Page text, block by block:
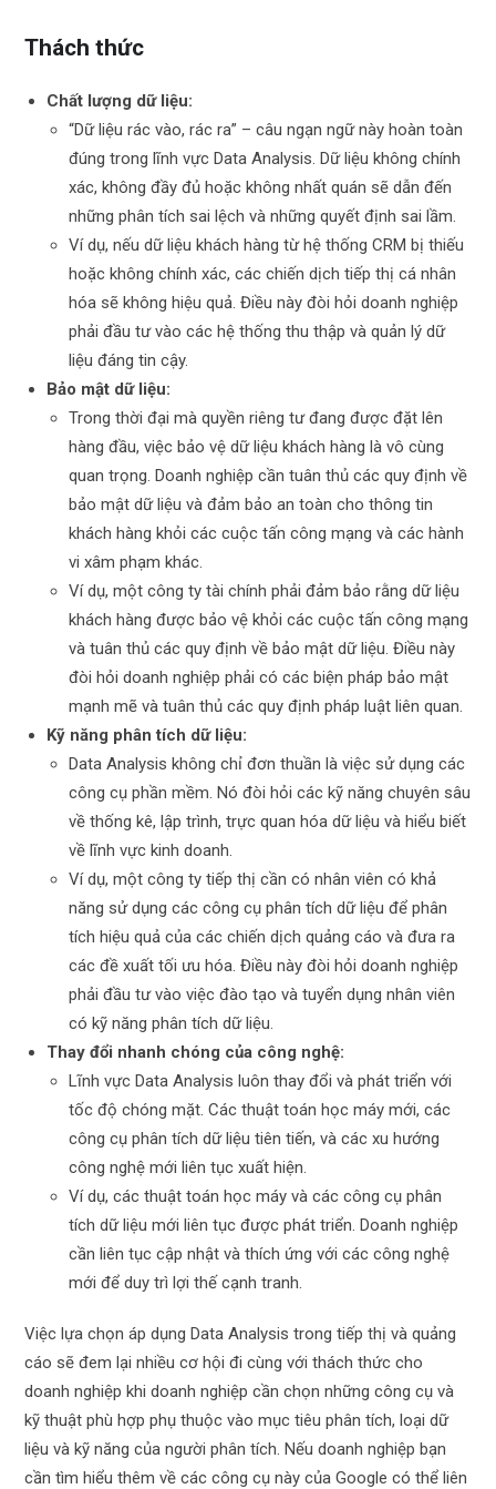
Thách thức
Chất lượng dữ liệu:
“Dữ liệu rác vào, rác ra” – câu ngạn ngữ này hoàn toàn
đúng trong lĩnh vực Data Analysis. Dữ liệu không chính
xác, không đầy đủ hoặc không nhất quán sẽ dẫn đến
những phân tích sai lệch và những quyết định sai lầm.
Ví dụ, nếu dữ liệu khách hàng từ hệ thống CRM bị thiếu
hoặc không chính xác, các chiến dịch tiếp thị cá nhân
hóa sẽ không hiệu quả. Điều này đòi hỏi doanh nghiệp
phải đầu tư vào các hệ thống thu thập và quản lý dữ
liệu đáng tin cậy.
Bảo mật dữ liệu:
Trong thời đại mà quyền riêng tư đang được đặt lên
hàng đầu, việc bảo vệ dữ liệu khách hàng là vô cùng
quan trọng. Doanh nghiệp cần tuân thủ các quy định về
bảo mật dữ liệu và đảm bảo an toàn cho thông tin
khách hàng khỏi các cuộc tấn công mạng và các hành
vi xâm phạm khác.
Ví dụ, một công ty tài chính phải đảm bảo rằng dữ liệu
khách hàng được bảo vệ khỏi các cuộc tấn công mạng
và tuân thủ các quy định về bảo mật dữ liệu. Điều này
đòi hỏi doanh nghiệp phải có các biện pháp bảo mật
mạnh mẽ và tuân thủ các quy định pháp luật liên quan.
Kỹ năng phân tích dữ liệu:
Data Analysis không chỉ đơn thuần là việc sử dụng các
công cụ phần mềm. Nó đòi hỏi các kỹ năng chuyên sâu
về thống kê, lập trình, trực quan hóa dữ liệu và hiểu biết
về lĩnh vực kinh doanh.
Ví dụ, một công ty tiếp thị cần có nhân viên có khả
năng sử dụng các công cụ phân tích dữ liệu để phân
tích hiệu quả của các chiến dịch quảng cáo và đưa ra
các đề xuất tối ưu hóa. Điều này đòi hỏi doanh nghiệp
phải đầu tư vào việc đào tạo và tuyển dụng nhân viên
có kỹ năng phân tích dữ liệu.
Thay đổi nhanh chóng của công nghệ:
Lĩnh vực Data Analysis luôn thay đổi và phát triển với
tốc độ chóng mặt. Các thuật toán học máy mới, các
công cụ phân tích dữ liệu tiên tiến, và các xu hướng
công nghệ mới liên tục xuất hiện.
Ví dụ, các thuật toán học máy và các công cụ phân
tích dữ liệu mới liên tục được phát triển. Doanh nghiệp
cần liên tục cập nhật và thích ứng với các công nghệ
mới để duy trì lợi thế cạnh tranh.
Việc lựa chọn áp dụng Data Analysis trong tiếp thị và quảng
cáo sẽ đem lại nhiều cơ hội đi cùng với thách thức cho
doanh nghiệp khi doanh nghiệp cần chọn những công cụ và
kỹ thuật phù hợp phụ thuộc vào mục tiêu phân tích, loại dữ
liệu và kỹ năng của người phân tích. Nếu doanh nghiệp bạn
cần tìm hiểu thêm về các công cụ này của Google có thể liên